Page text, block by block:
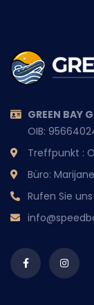
GREEN BAY
OIB:
Treffpunkt :
Büro:
Rufen Sie